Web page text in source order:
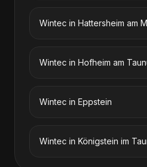
Wintec in Hattersheim am
Wintec in Hofheim am
Wintec in Eppstein
Wintec in Königstein im